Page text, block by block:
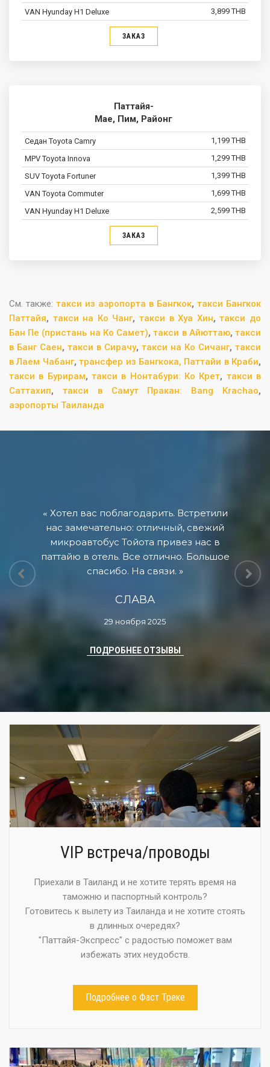
3,899 THB
ЗАКАЗ
Паттайя-
Мае, Пим, Районг
1,199 THB
1,299 THB
1,399 THB
1,699 THB
2,599 THB
ЗАКАЗ
См. также: такси из аэропорта в Бангкок, такси Бангкок
Паттайя, такси на Ко Чанг,такси в Хуа Хин,такси до
Бан Пе (пристань на Ко Самет),такси в Айюттаю,такси
в Банг Саен, такси в Сирачу, такси на Ко Сичанг, такси
в Лаем Чабанг,трансфер из Бангкока, Паттайи в Краби,
такси в Бурирам,такси в Нонтабури: Ко Крет, такси в
Саттахип, такси в Самут Пракан: Bang Krachao,
аэропорты Таиланда
Хотел вас поблагодарить. Встретили
нас замечательно: отличный, свежий
микроавтобус Тойота привез нас в
паттайю в отель. Все отлично. Большое
спасибо. На связи.
СЛАВА
29 ноября 2025
ПОДРОБНЕЕ ОТЗЫВЫ
VIP встреча/проводы
Приехали в Таиланд и не хотите терять время на
таможню и паспортный контроль?
Готовитесь к вылету из Таиланда и не хотите стоять
в длинных очередях?
"Паттайя-Экспресс" с радостью поможет вам
избежать этих неудобств.
Подробнее о Фаст Треке